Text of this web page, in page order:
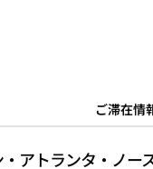
ご滞在情
アトランタ・ノー